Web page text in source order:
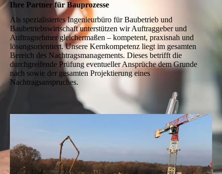
Ihre Partner für Bauprozesse
Als spezialisiertes Ingenieurbüro für Baubetrieb und
Baubetriebswirtschaft unterstützen wir Auftraggeber und
Auftragnehmer gleichermaßen – kompetent, praxisnah und
lösungsorientiert. Unsere Kernkompetenz liegt im gesamten
Bereich des Nachtragsmanagements. Dieses betrifft die
durchgreifende Prüfung eventueller Ansprüche dem Grunde
nach sowie der gesamten Projektierung eines
Nachtragsanspruches.